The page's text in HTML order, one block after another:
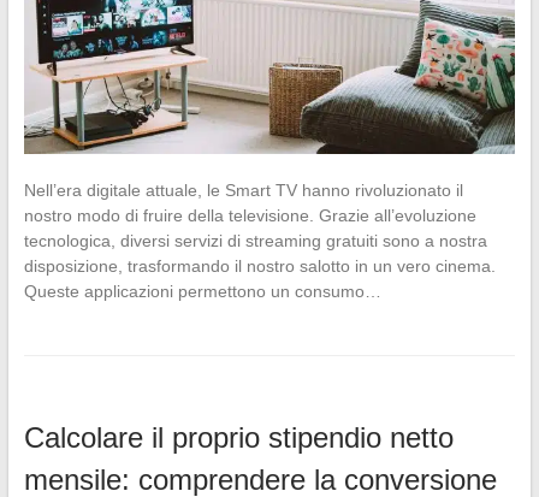
Nell’era digitale attuale, le Smart TV hanno rivoluzionato il
nostro modo di fruire della televisione. Grazie all’evoluzione
tecnologica, diversi servizi di streaming gratuiti sono a nostra
disposizione, trasformando il nostro salotto in un vero cinema.
Queste applicazioni permettono un consumo…
Calcolare il proprio stipendio netto
mensile: comprendere la conversione